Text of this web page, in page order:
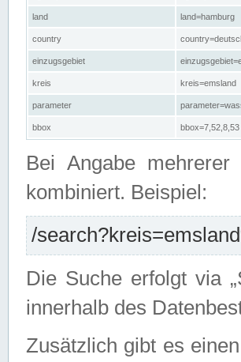
land land=hamburg
country
einzugsgebiet
kreis kreis=emsland
parameter
bbox bbox=7,52,8,53
Bei Angabe
kombiniert. Beispiel:
/
Die Suche erfolgt via
innerhalb des
Zusätzlich gibt es